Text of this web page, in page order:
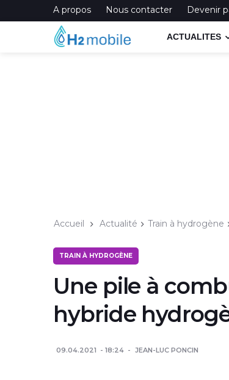
A propos Nous contacter Devenir
ACTUALITES
Accueil Actualité Train à hydrogène
TRAIN À HYDROGÈNE
Une pile à
hybride
09.04.2021 18:24 JEAN-LUC PONCIN